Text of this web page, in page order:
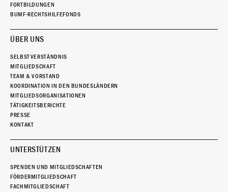
FORTBILDUNGEN
BUMF-RECHTSHILFEFONDS
ÜBER UNS
SELBSTVERSTÄNDNIS
MITGLIEDSCHAFT
TEAM & VORSTAND
KOORDINATION IN DEN BUNDESLÄNDERN
MITGLIEDSORGANISATIONEN
TÄTIGKEITSBERICHTE
PRESSE
KONTAKT
UNTERSTÜTZEN
SPENDEN UND MITGLIEDSCHAFTEN
FÖRDERMITGLIEDSCHAFT
FACHMITGLIEDSCHAFT